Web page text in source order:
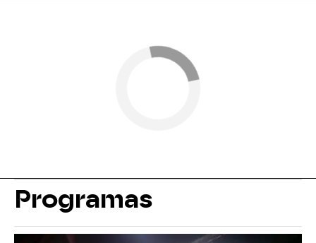
Programas